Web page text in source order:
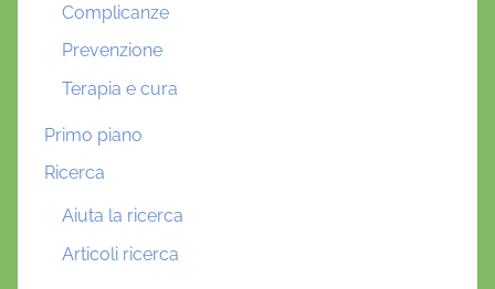
Complicanze
Prevenzione
Terapia e cura
Primo piano
Ricerca
Aiuta la ricerca
Articoli ricerca